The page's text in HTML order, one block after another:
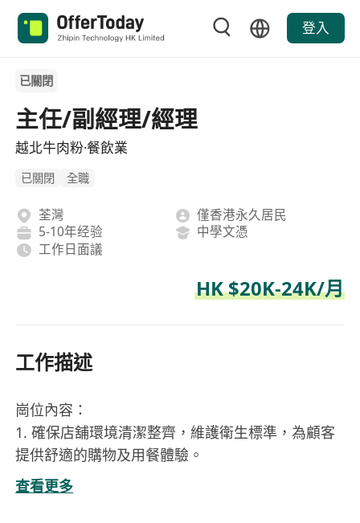
登入
已關閉
主任/副經理/經理
越北牛肉粉·餐飲業
已關閉 全職
荃灣
僅香港永久居民
5-10年经验
中學文憑
工作日面議
HK $20K-24K/月
工作描述
崗位內容：
1. 確保店舖環境清潔整齊，維護衛生標準，為顧客
提供舒適的購物及用餐體驗。
2. 嚴格執行食品品質管理與職業安全指引，確保所
有操作符合公司規定及法規要求。
查看更多